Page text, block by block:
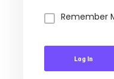
Remember
Log In